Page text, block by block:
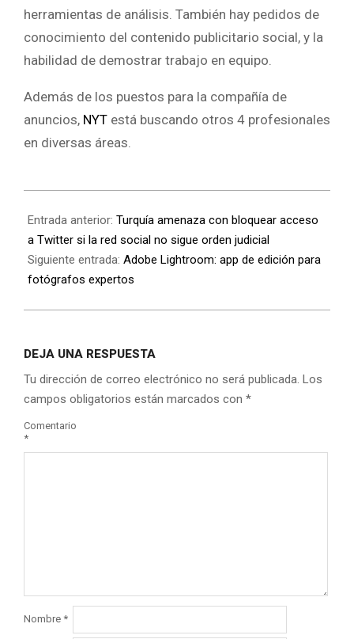
herramientas de análisis. También hay pedidos de
conocimiento del contenido publicitario social, y la
habilidad de demostrar trabajo en equipo.
Además de los puestos para la compañía de
anuncios, NYT está buscando otros 4 profesionales
en diversas áreas.
Entrada anterior: Turquía amenaza con bloquear acceso
a Twitter si la red social no sigue orden judicial
Siguiente entrada: Adobe Lightroom: app de edición para
fotógrafos expertos
DEJA UNA RESPUESTA
Tu dirección de correo electrónico no será publicada. Los
campos obligatorios están marcados con *
Comentario
*
Nombre *